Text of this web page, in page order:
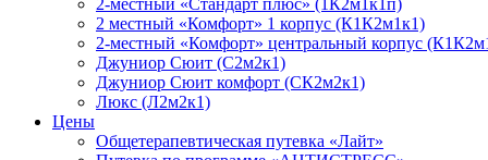
2-местный «Стандарт плюс» (1К2м1к1п)
2 местный «Комфорт» 1 корпус (К1К2м1к1)
2-местный «Комфорт» центральный корпус
Джуниор Сюит (С2м2к1)
Джуниор Сюит комфорт (СК2м2к1)
Люкс (Л2м2к1)
Цены
Общетерапевтическая путевка «Лайт»